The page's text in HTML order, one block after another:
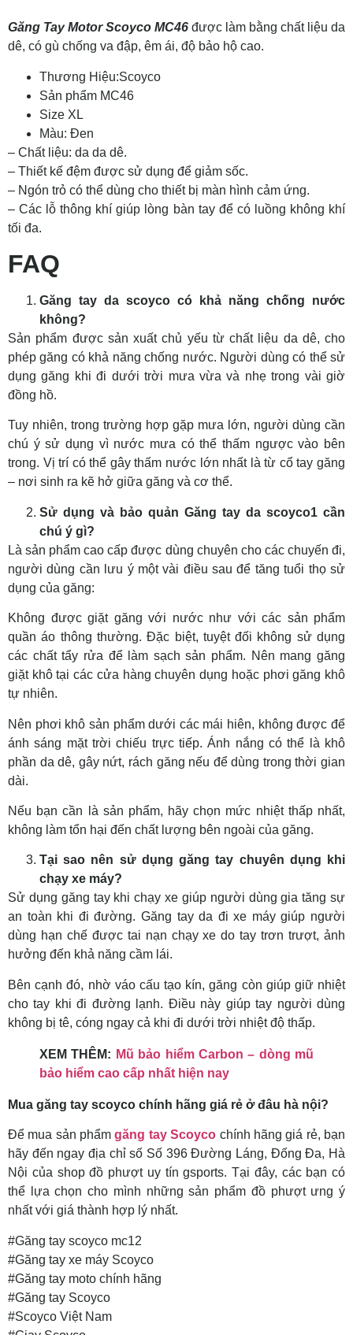
Găng Tay Motor Scoyco MC46 được làm bằng chất liệu da
dê, có gù chống va đập, êm ái, độ bảo hộ cao.
Thương Hiệu:Scoyco
Sản phẩm MC46
Size XL
Màu: Đen
– Chất liệu: da da dê.
– Thiết kế đệm được sử dụng để giảm sốc.
– Ngón trỏ có thể dùng cho thiết bị màn hình cảm ứng.
– Các lỗ thông khí giúp lòng bàn tay để có luồng không khí
tối đa.
FAQ
Găng tay da scoyco có khả năng chống nước
không?
Sản phẩm được sản xuất chủ yếu từ chất liệu da dê, cho
phép găng có khả năng chống nước. Người dùng có thể sử
dụng găng khi đi dưới trời mưa vừa và nhẹ trong vài giờ
đồng hồ.
Tuy nhiên, trong trường hợp gặp mưa lớn, người dùng cần
chú ý sử dụng vì nước mưa có thể thấm ngược vào bên
trong. Vị trí có thể gây thấm nước lớn nhất là từ cổ tay găng
– nơi sinh ra kẽ hở giữa găng và cơ thể.
Sử dụng và bảo quản Găng tay da scoyco1 cần
chú ý gì?
Là sản phẩm cao cấp được dùng chuyên cho các chuyến đi,
người dùng cần lưu ý một vài điều sau để tăng tuổi thọ sử
dụng của găng:
Không được giặt găng với nước như với các sản phẩm
quần áo thông thường. Đặc biệt, tuyệt đối không sử dụng
các chất tẩy rửa để làm sạch sản phẩm. Nên mang găng
giặt khô tại các cửa hàng chuyên dụng hoặc phơi găng khô
tự nhiên.
Nên phơi khô sản phẩm dưới các mái hiên, không được để
ánh sáng mặt trời chiếu trực tiếp. Ánh nắng có thể là khô
phần da dê, gây nứt, rách găng nếu để dùng trong thời gian
dài.
Nếu bạn cần là sản phẩm, hãy chọn mức nhiệt thấp nhất,
không làm tổn hại đến chất lượng bên ngoài của găng.
Tại sao nên sử dụng găng tay chuyên dụng khi
chạy xe máy?
Sử dụng găng tay khi chạy xe giúp người dùng gia tăng sự
an toàn khi đi đường. Găng tay da đi xe máy giúp người
dùng hạn chế được tai nạn chạy xe do tay trơn trượt, ảnh
hưởng đến khả năng cầm lái.
Bên cạnh đó, nhờ váo cấu tạo kín, găng còn giúp giữ nhiệt
cho tay khi đi đường lạnh. Điều này giúp tay người dùng
không bị tê, cóng ngay cả khi đi dưới trời nhiệt độ thấp.
XEM THÊM: Mũ bảo hiểm Carbon – dòng mũ
bảo hiểm cao cấp nhất hiện nay
Mua găng tay scoyco chính hãng giá rẻ ở đâu hà nội?
Để mua sản phẩmgăng tay Scoyco chính hãng giá rẻ, bạn
hãy đến ngay địa chỉ số Số 396 Đường Láng, Đống Đa, Hà
Nội của shop đồ phượt uy tín gsports. Tại đây, các bạn có
thể lựa chọn cho mình những sản phẩm đồ phượt ưng ý
nhất với giá thành hợp lý nhất.
#Găng tay scoyco mc12
#Găng tay xe máy Scoyco
#Găng tay moto chính hãng
#Găng tay Scoyco
#Scoyco Việt Nam